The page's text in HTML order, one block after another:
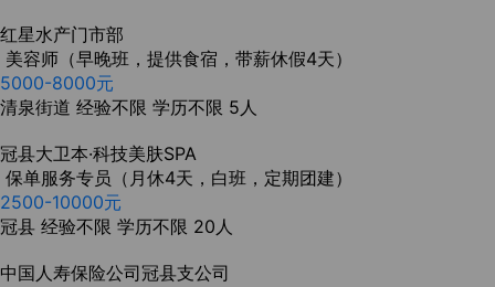
红星水产门市部
美容师（早晚班，提供食宿，带薪休假4天）
5000-8000元
清泉街道 经验不限 学历不限 5人
冠县大卫本·科技美肤SPA
保单服务专员（月休4天，白班，定期团建）
2500-10000元
冠县 经验不限 学历不限 20人
中国人寿保险公司冠县支公司